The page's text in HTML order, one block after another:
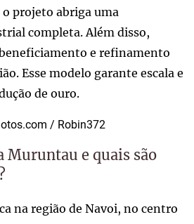
projeto abriga uma
completa. Além disso,
e refinamento
Esse modelo garante escala e
de ouro.
/ Robin372
Muruntau e quais são
na região de Navoi, no centro